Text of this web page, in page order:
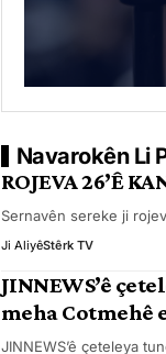
Navarokên Li
ROJEVA 26’Ê
Sernavên sereke ji
Ji AliyêStêrk TV
JINNEWS’ê
meha Cotmehê
JINNEWS’ê çeteleya